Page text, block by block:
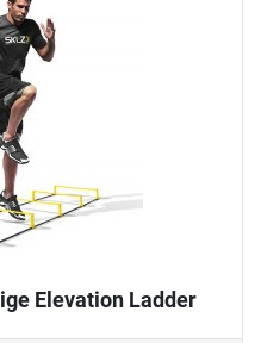
Elevation Ladder